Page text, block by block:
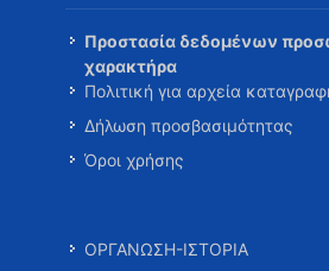
Προστασία δεδομένων
χαρακτήρα
Πολιτική για αρχεία
Δήλωση προσβασιμότητας
Όροι χρήσης
ΟΡΓΑΝΩΣΗ-ΙΣΤΟΡΙΑ